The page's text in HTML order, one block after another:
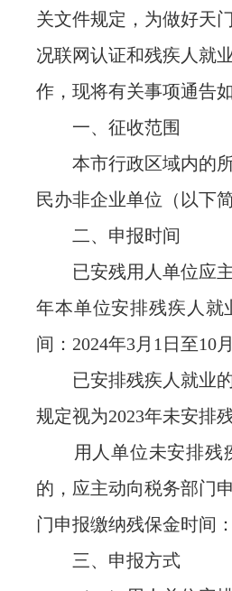
关文件规定，为做好天
况联网认证和残疾人就
作，现将有关事项通告如
一、征收范围
本市行政区域内的所
民办非企业单位（以下
二、申报时间
已安残用人单位应主
年本单位安排残疾人就
间：2024年3月1日至10月
已安排残疾人就业的
规定视为2023年未安排
用人单位未安排残疾
的，应主动向税务部门
门申报缴纳残保金时间
三、申报方式